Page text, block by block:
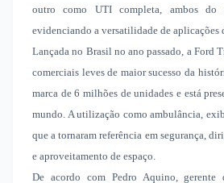
outro como UTI completa, ambos do
evidenciando a versatilidade de aplicações
Lançada no Brasil no ano passado, a Ford
comerciais leves de maior sucesso da
marca de 6 milhões de unidades e está
mundo. A utilização como ambulância,
que a tornaram referência em segurança,
e aproveitamento de espaço.
De acordo com Pedro Aquino,